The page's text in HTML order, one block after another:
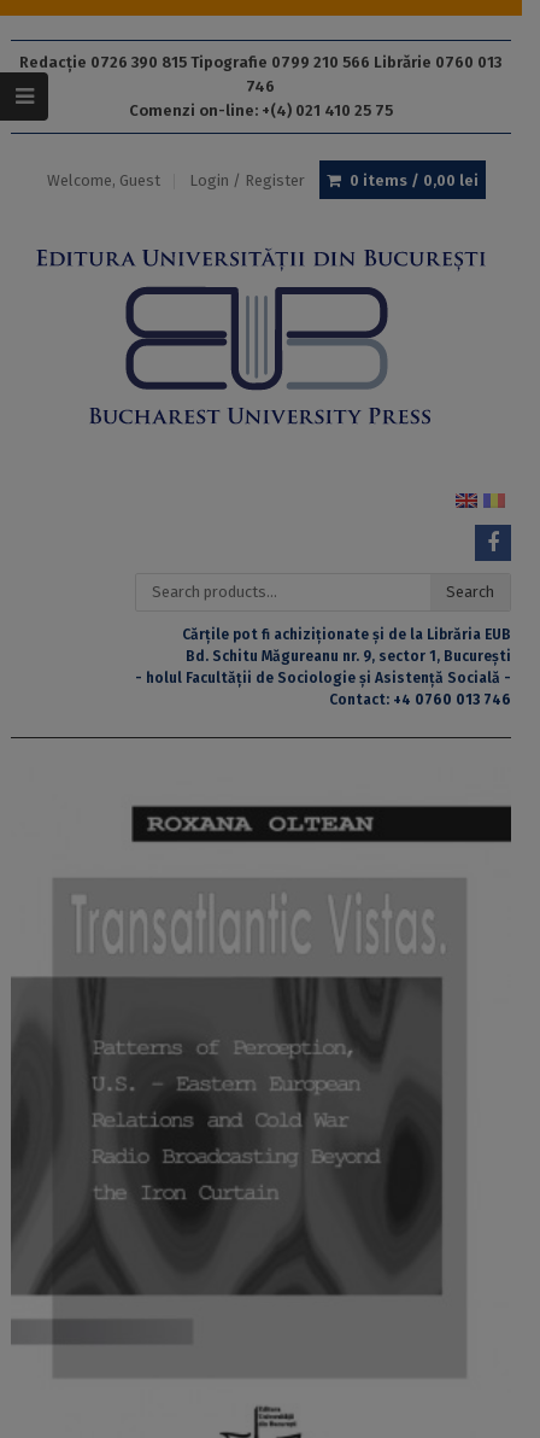
Redacție 0726 390 815 Tipografie 0799 210 566 Librărie 0760 013
746
Comenzi on-line: +(4) 021 410 25 75
Welcome, Guest Login / Register 0 items / 0,00 lei
Search
Search
Cărțile pot fi achiziționate și de la Librăria EUB
Bd. Schitu Măgureanu nr. 9, sector 1, București
- holul Facultății de Sociologie și Asistență Socială -
Contact: +4 0760 013 746